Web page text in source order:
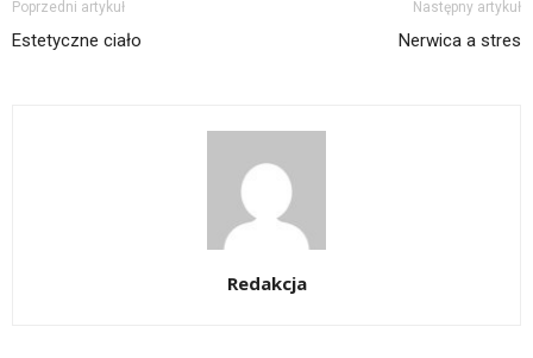
Poprzedni artykuł
Estetyczne ciało
Następny artykuł
Nerwica a stres
Redakcja